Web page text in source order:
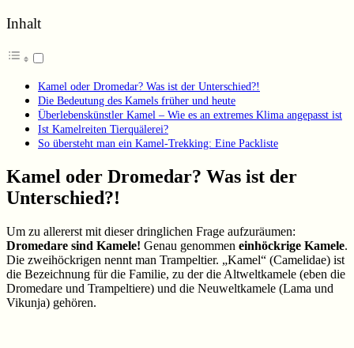
Inhalt
Kamel oder Dromedar? Was ist der Unterschied?!
Die Bedeutung des Kamels früher und heute
Überlebenskünstler Kamel – Wie es an extremes Klima angepasst ist
Ist Kamelreiten Tierquälerei?
So übersteht man ein Kamel-Trekking: Eine Packliste
Kamel oder Dromedar? Was ist der
Unterschied?!
Um zu allererst mit dieser dringlichen Frage aufzuräumen:
Dromedare sind Kamele! Genau genommen einhöckrige Kamele.
Die zweihöckrigen nennt man Trampeltier. „Kamel“ (Camelidae) ist
die Bezeichnung für die Familie, zu der die Altweltkamele (eben die
Dromedare und Trampeltiere) und die Neuweltkamele (Lama und
Vikunja) gehören.